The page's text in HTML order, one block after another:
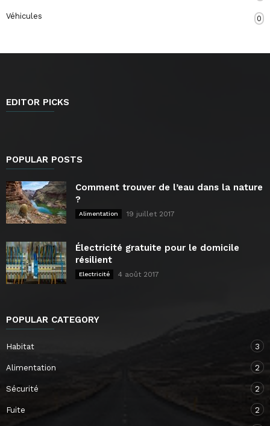
Véhicules 0
EDITOR PICKS
POPULAR POSTS
Comment trouver de l’eau dans la nature
?
Alimentation 19 juillet 2017
Électricité gratuite pour le domicile
résilient
Electricité 4 août 2017
POPULAR CATEGORY
Habitat 3
Alimentation 2
Sécurité 2
Fuite 2